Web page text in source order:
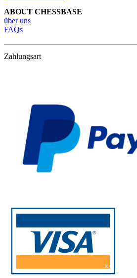
ABOUT CHESSBASE
über uns
FAQs
Zahlungsart